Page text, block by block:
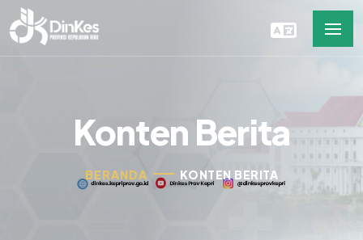
Konten Berita
BERANDA KONTEN BERITA